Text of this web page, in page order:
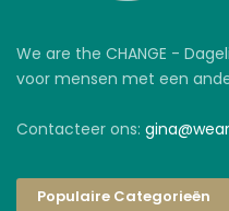
We are the CHANGE -
voor mensen met een
Contacteer ons:
Populaire Categorieën